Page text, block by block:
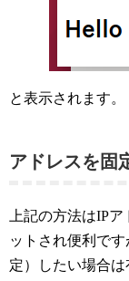
と表示されます。
アドレスを固
上記の方法はIP
ットされ便利で
定）したい場合は